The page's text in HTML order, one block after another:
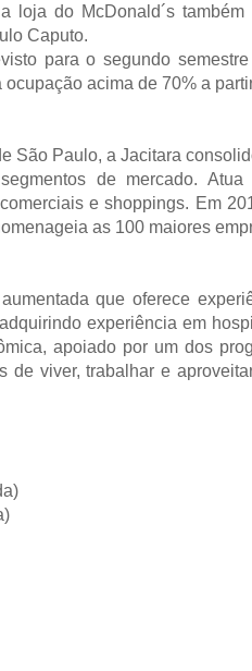
loja do McDonald´s
Caputo.
para o segundo
acima de 70% a
São Paulo, a Jacitara
de mercado.
e shoppings. Em
as 100 maiores
que oferece
experiência em
apoiado por um dos
de viver, trabalhar e